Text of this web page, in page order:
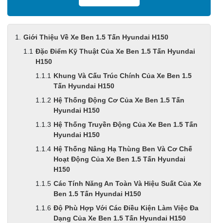
Giới Thiệu Về Xe Ben 1.5 Tấn Hyundai H150
Đặc Điểm Kỹ Thuật Của Xe Ben 1.5 Tấn Hyundai
H150
Khung Và Cấu Trúc Chính Của Xe Ben 1.5
Tấn Hyundai H150
Hệ Thống Động Cơ Của Xe Ben 1.5 Tấn
Hyundai H150
Hệ Thống Truyền Động Của Xe Ben 1.5 Tấn
Hyundai H150
Hệ Thống Nâng Hạ Thùng Ben Và Cơ Chế
Hoạt Động Của Xe Ben 1.5 Tấn Hyundai
H150
Các Tính Năng An Toàn Và Hiệu Suất Của Xe
Ben 1.5 Tấn Hyundai H150
Độ Phù Hợp Với Các Điều Kiện Làm Việc Đa
Dạng Của Xe Ben 1.5 Tấn Hyundai H150